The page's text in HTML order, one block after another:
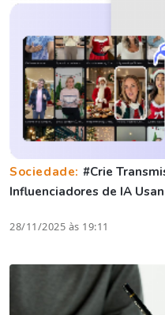
Sociedade: #Crie
Influenciadores de IA
28/11/2025 às 19:11